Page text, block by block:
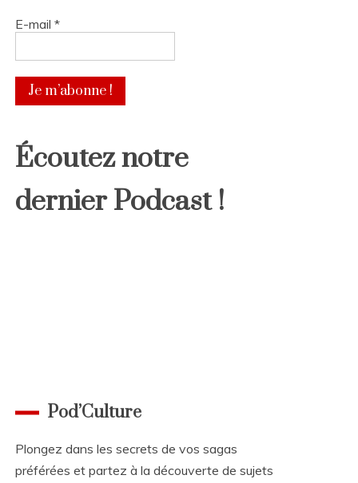
E-mail *
Écoutez notre
dernier Podcast !
Pod’Culture
Plongez dans les secrets de vos sagas
préférées et partez à la découverte de sujets